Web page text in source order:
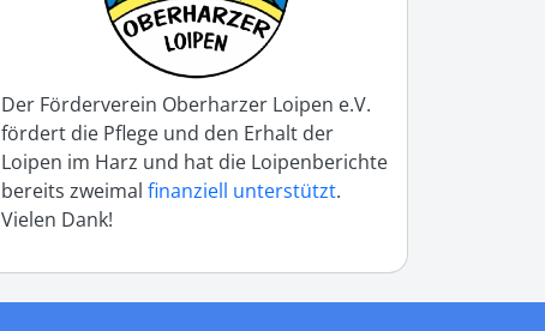
Der Förderverein Oberharzer Loipen e.V.
fördert die Pflege und den Erhalt der
Loipen im Harz und hat die Loipenberichte
bereits zweimal finanziell unterstützt.
Vielen Dank!